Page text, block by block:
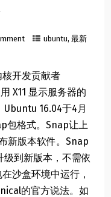
ubuntu,最新
开发贡献者
X11 显示服务器的
16.04于4月
包格式。Snap让上
新版本软件。Snap
到新版本，不需依
沙盒环境中运行，
的官方说法。如